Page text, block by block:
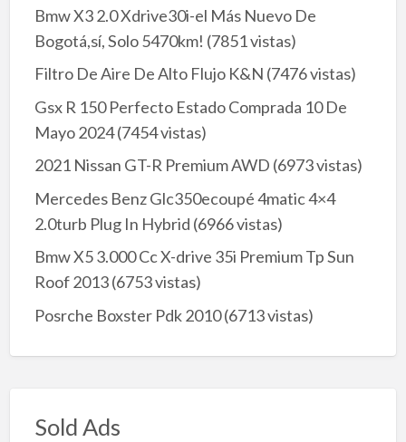
Bmw X3 2.0 Xdrive30i-el Más Nuevo De
Bogotá,sí, Solo 5470km! (7851 vistas)
Filtro De Aire De Alto Flujo K&N (7476 vistas)
Gsx R 150 Perfecto Estado Comprada 10 De
Mayo 2024(7454 vistas)
2021 Nissan GT-R Premium AWD (6973 vistas)
Mercedes Benz Glc350ecoupé 4matic 4×4
2.0turb Plug In Hybrid (6966 vistas)
Bmw X5 3.000 Cc X-drive 35i Premium Tp Sun
Roof 2013(6753 vistas)
Posrche Boxster Pdk 2010(6713 vistas)
Sold Ads